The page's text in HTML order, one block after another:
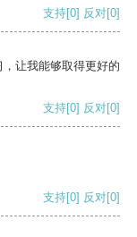
支持[0] 反对[0]
让我能够取得更好的
支持[0] 反对[0]
支持[0] 反对[0]